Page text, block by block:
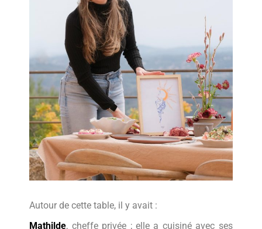
Autour de cette table, il y avait :
Mathilde, cheffe privée ; elle a cuisiné avec ses